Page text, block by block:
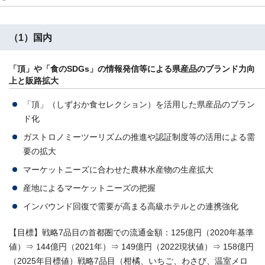
（1）国内
「頂」や「食のSDGs」の情報発信等による県産品のブランド力向
上と販路拡大
「頂」（しずおか食セレクション）を活用した県産品のブラン
ド化
ガストロノミーツーリズムの推進や認証制度等の活用による需
要の拡大
マーケットニーズに合わせた農林水産物の生産拡大
産地によるマーケットニーズの把握
インバウンド回復で需要が高まる高級ホテルとの連携強化
【目標】戦略7品目の首都圏での流通金額：125億円（2020年基準
値）⇒ 144億円（2021年）⇒ 149億円（2022現状値）⇒ 158億円
（2025年目標値）戦略7品目（柑橘、いちご、わさび、温室メロ